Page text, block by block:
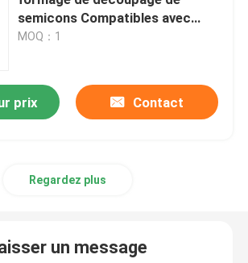
matrices de formage
des puces
semicons Compatibles avec
diverses machines
MOQ：1
prix Contact
Regardez plus
un message